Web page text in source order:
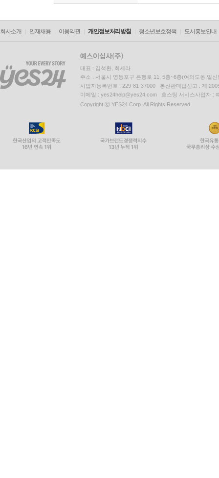
회사소개 인재채용 이용약관 개인정보처리방침 청소년보호정책 도서홍보안내
대표 : 김석환, 최세라
주소 : 서울시 영등포구 은행로 11, 5층~6층(여의도동,일신
사업자등록번호 : 229-81-37000 통신판매업신고 : 제
이메일 : yes24help@yes24.com 호스팅 서비스사업자 :
Copyright ⓒ YES24 Corp. All Rights Reserved.